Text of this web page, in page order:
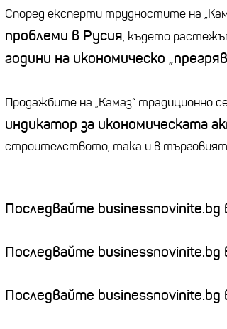
Според експерти трудностите на
проблеми в Русия, където
години на икономическо
Продажбите на „Камаз“ традиционно
индикатор за икономическата
строителството, така и в
Последвайте businessnovinite.bg
Последвайте businessnovinite.bg
Последвайте businessnovinite.bg